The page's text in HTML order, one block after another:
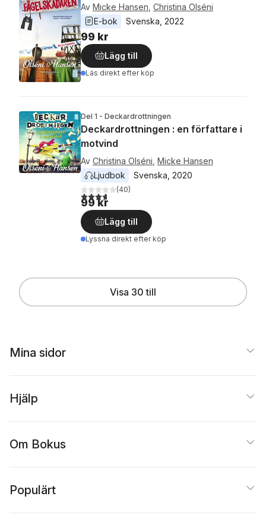
Av Micke Hansen Christina Olséni
E-bok
Svenska 2022
99 kr
Lägg till
Läs direkt efter köp
Del 1 - Deckardrottningen
Deckardrottningen : en författare i
motvind
Av Christina Olséni Micke Hansen
Ljudbok
Svenska 2020
3,7utav 5 stjärnor. Totalt antal röster:
(40)
99 kr
Lägg till
Lyssna direkt efter köp
Visa 30 till
Mina sidor
Hjälp
Om Bokus
Populärt